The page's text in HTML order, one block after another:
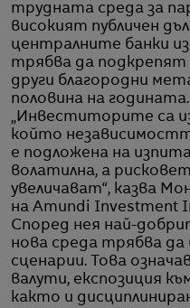
трудната среда за
високият публичен
централните банки
трябва да
други благородни
половина на годината.
„Инвеститорите са
който
е подложена на
волатилна, а
увеличават“, казва
на Amundi Investment
Според нея най-
нова среда трябва да
сценарии. Това
валути, експозиция
както и